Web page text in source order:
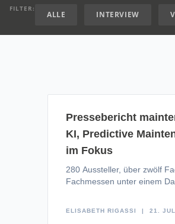
FILTER:
ALLE INTERVIEW
Pressebericht
KI, Predictive
im Fokus
280 Aussteller, über zwölf
Fachmessen unter einem
ELISABETH RIGASSI 21.